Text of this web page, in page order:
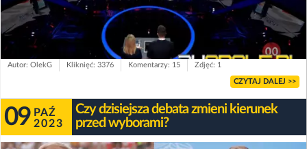
Autor: OlekG Kliknięć: 3376 Komentarzy: 15 Zdjęć: 1
CZYTAJ DALEJ >>
09 PAŹ
2023
Czy dzisiejsza debata zmieni kierunek
przed wyborami?